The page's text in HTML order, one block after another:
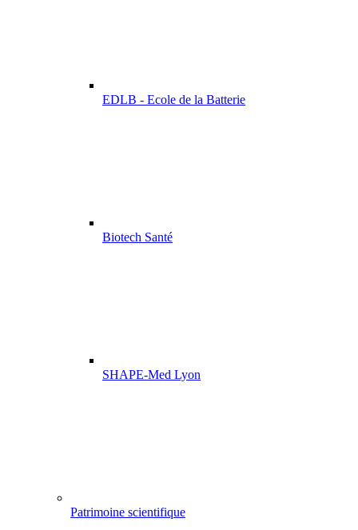
EDLB - Ecole de la Batterie
Biotech Santé
SHAPE-Med Lyon
Patrimoine scientifique